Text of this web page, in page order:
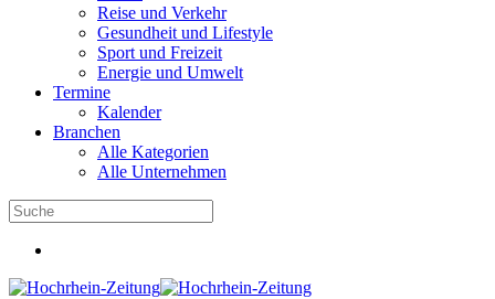
Reise und Verkehr
Gesundheit und Lifestyle
Sport und Freizeit
Energie und Umwelt
Termine
Kalender
Branchen
Alle Kategorien
Alle Unternehmen